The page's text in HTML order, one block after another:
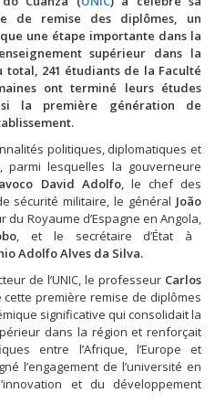
de remise des diplômes, un
une étape importante dans la
supérieur dans la
total, 241 étudiants de la Faculté
ont terminé leurs études
la première génération de
politiques, diplomatiques et
parmi lesquelles la gouverneure
David Adolfo, le chef des
sécurité militaire, le général João
du Royaume d’Espagne en Angola,
, et le secrétaire d’État à
Adolfo Alves da Silva.
de l’UNIC, le professeurCarlos
cette première remise de diplômes
significative qui consolidait la
dans la région et renforçait
entre l’Afrique, l’Europe et
l’engagement de l’université en
et du développement